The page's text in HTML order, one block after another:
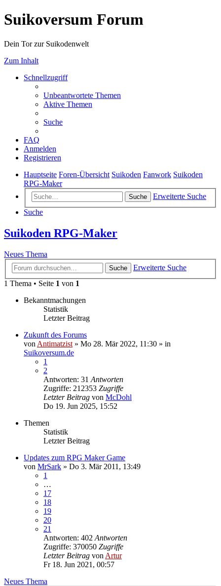
Suikoversum Forum
Dein Tor zur Suikodenwelt
Zum Inhalt
Schnellzugriff
Unbeantwortete Themen
Aktive Themen
Suche
FAQ
Anmelden
Registrieren
Hauptseite Foren-Übersicht Suikoden Fanwork Suikoden
RPG-Maker
Suche
Erweiterte Suche
Suche
Suikoden RPG-Maker
Neues Thema
Suche
Erweiterte Suche
1 Thema • Seite 1 von 1
Bekanntmachungen
Statistik
Letzter Beitrag
Zukunft des Forums
von Antimatzist » Mo 28. Mär 2022, 11:30 » in
Suikoversum.de
1
2
Antworten: 31 Antworten
Zugriffe: 212353 Zugriffe
Letzter Beitrag von McDohl
Do 19. Jun 2025, 15:52
Themen
Statistik
Letzter Beitrag
Updates zum RPG Maker Game
von MrSark » Do 3. Mär 2011, 13:49
1
…
17
18
19
20
21
Antworten: 402 Antworten
Zugriffe: 370050 Zugriffe
Letzter Beitrag von Artur
Fr 18. Jun 2021, 00:57
Neues Thema